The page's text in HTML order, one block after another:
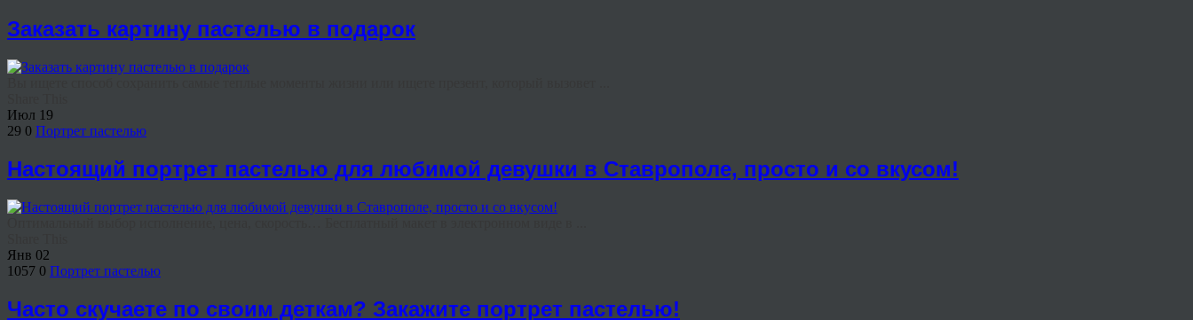
Заказать картину пастелью в подарок
Июл 19
29 0 Портрет пастелью
Настоящий портрет пастелью для любимой девушки в Ставрополе, просто и со вкусом!
Янв 02
1057 0 Портрет пастелью
Часто скучаете по своим деткам? Закажите портрет пастелью!